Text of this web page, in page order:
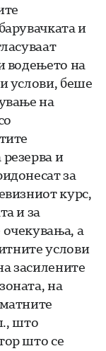
и
водењето на
услови, беше
на
и
за
курс,
и за
а
услови
засилените
на
што
што се